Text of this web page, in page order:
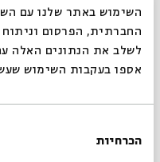
השימוש באתר שלנו עם
החברתית, הפרסום וניתוח
לשלב את הנתונים האלה
אספו בעקבות השימוש
הסכמה
הכרחיות
הגעתי בוואן, כי זה הרכב
מישהו, כי ידעתי שאשתה.
טרמפ. תחבורה ציבורית
החתונה הייתה באחד
סגור